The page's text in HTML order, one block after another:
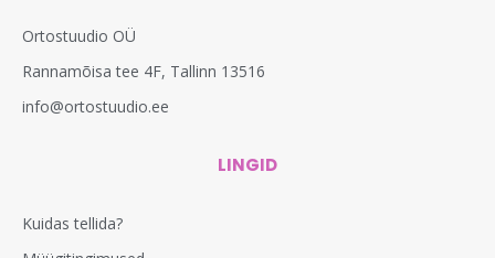
Ortostuudio OÜ
Rannamõisa tee 4F, Tallinn 13516
info@ortostuudio.ee
LINGID
Kuidas tellida?